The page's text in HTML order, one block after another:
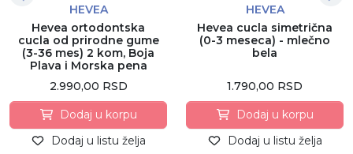
HEVEA
Hevea ortodontska
cucla od prirodne gume
(3-36 mes) 2 kom, Boja
Plava i Morska pena
2.990,00 RSD
Dodaj u korpu
Dodaj u listu želja
HEVEA
Hevea cucla simetrična
(0-3 meseca) - mlečno
bela
1.790,00 RSD
Dodaj u korpu
Dodaj u listu želja